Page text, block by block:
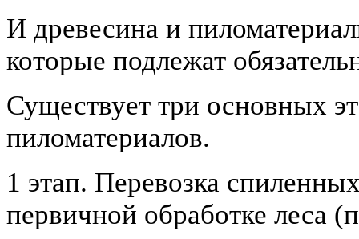
И древесина и
которые подлежат
Существует три основных
пиломатериалов.
1 этап. Перевозка
первичной обработке леса